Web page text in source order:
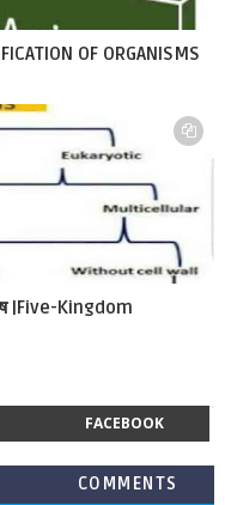
OF ORGANISMS
|Five-Kingdom
FACEBOOK
COMMENTS